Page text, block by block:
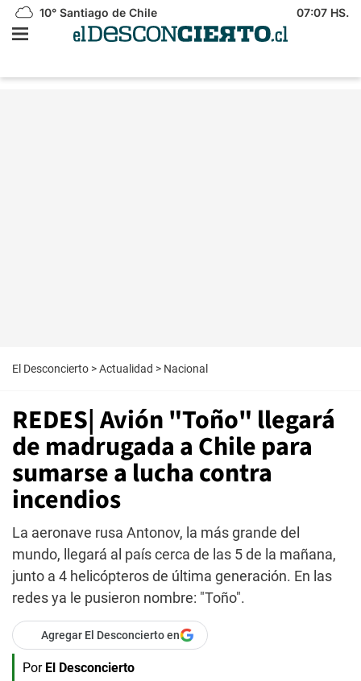
10° Santiago de Chile 07:07 HS.
El Desconcierto >Actualidad > Nacional
REDES| Avión "Toño" llegará
de madrugada a Chile para
sumarse a lucha contra
incendios
La aeronave rusa Antonov, la más grande del
mundo, llegará al país cerca de las 5 de la mañana,
junto a 4 helicópteros de última generación. En las
redes ya le pusieron nombre: "Toño".
Agregar El Desconcierto en
Por El Desconcierto